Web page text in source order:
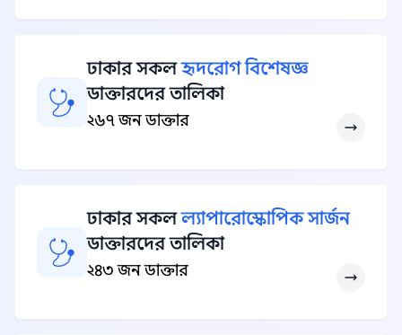
ঢাকার সকলহৃদরোগ বিশেষজ্ঞ
ডাক্তারদের তালিকা
২৬৭ জন ডাক্তার
ঢাকার সকলল্যাপারোস্কোপিক সার্জন
ডাক্তারদের তালিকা
২৪৩ জন ডাক্তার